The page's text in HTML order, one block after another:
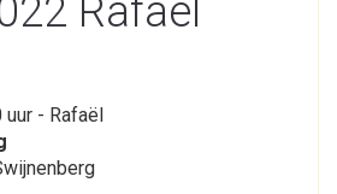
Rafaël
uur - Rafaël